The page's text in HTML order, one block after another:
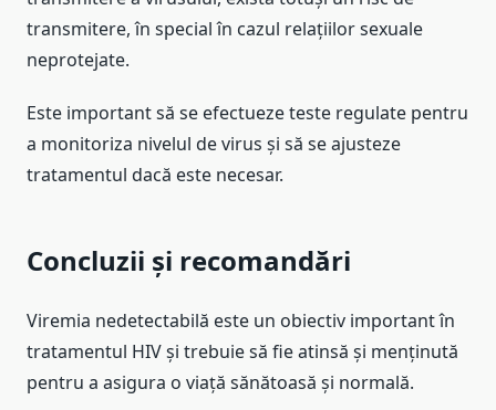
transmitere, în special în cazul relațiilor sexuale
neprotejate.
Este important să se efectueze teste regulate pentru
a monitoriza nivelul de virus și să se ajusteze
tratamentul dacă este necesar.
Concluzii și recomandări
Viremia nedetectabilă este un obiectiv important în
tratamentul HIV și trebuie să fie atinsă și menținută
pentru a asigura o viață sănătoasă și normală.